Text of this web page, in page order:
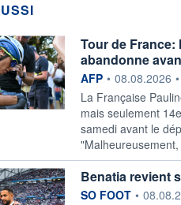
Tour de France:
abandonne
information fournie
AFP • 08.08.2026 •
La Française
mais seulement
samedi avant le
Benatia revient
information fournie
SO FOOT •